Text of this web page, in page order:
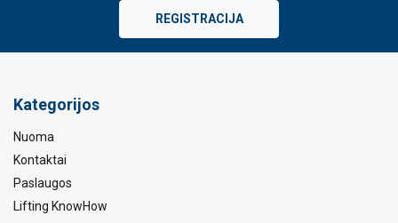
REGISTRACIJA
Kategorijos
Nuoma
Kontaktai
Paslaugos
Lifting KnowHow